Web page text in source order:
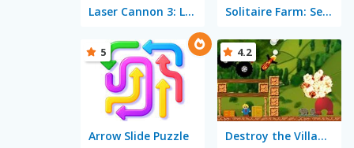
Laser Cannon 3: Levels Pack Solitaire Farm: Seasons
Arrow Slide Puzzle
5
Destroy the Village!
4.2